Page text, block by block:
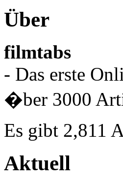
Über
filmtabs
- Das erste
�ber 3000
Es gibt 2,811
Aktuell